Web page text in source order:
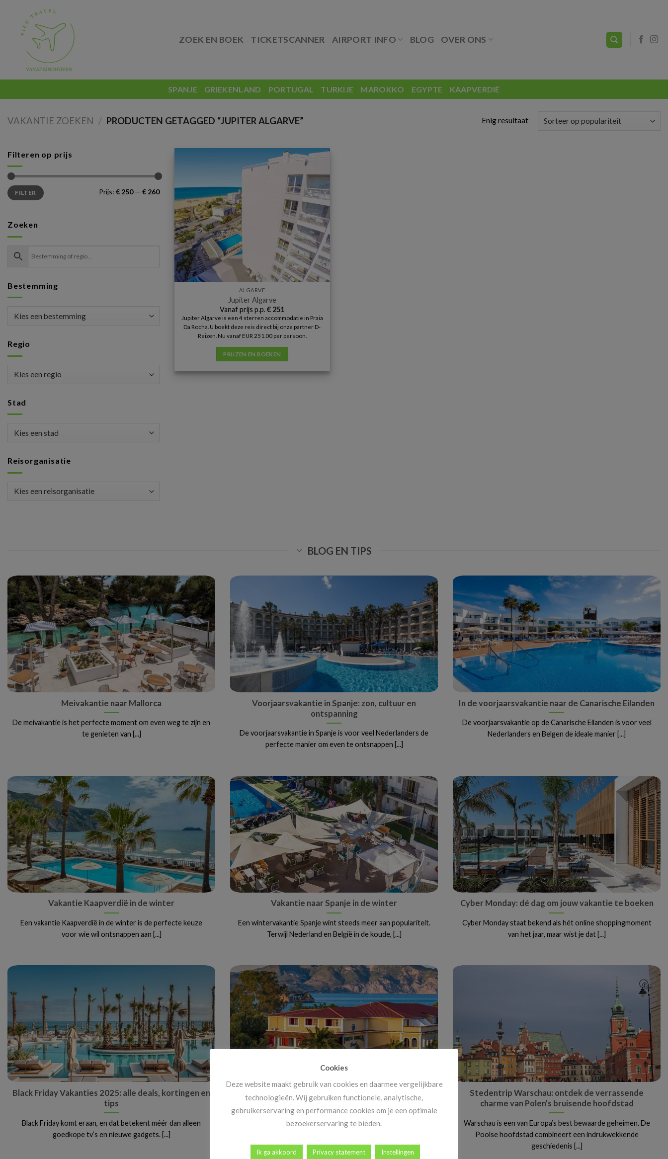
content
ZOEK EN BOEK TICKETSCANNER AIRPORT INFO BLOG OVER ONS
SPANJE GRIEKENLAND PORTUGAL TURKIJE MAROKKO EGYPTE KAAPVERDIË
VAKANTIE ZOEKEN / PRODUCTEN GETAGGED “JUPITER ALGARVE” Enig resultaat
Filteren op prijs
Min.
prijs
Max.
prijsFILTER Prijs: € 250— € 260
Zoeken
Bestemming
Regio
Stad
Reisorganisatie
ALGARVE
Jupiter Algarve
Vanaf prijs p.p.€ 251
Jupiter Algarve is een 4 sterren accommodatie in Praia
Da Rocha. U boekt deze reis direct bij onze partner D-
Reizen. Nu vanaf EUR 251.00 per persoon.
PRIJZEN EN BOEKEN
BLOG EN TIPS
Meivakantie naar Mallorca
De meivakantie is het perfecte moment om even weg te zijn en
te genieten van [...]
Voorjaarsvakantie in Spanje: zon, cultuur en
ontspanning
De voorjaarsvakantie in Spanje is voor veel Nederlanders de
perfecte manier om even te ontsnappen [...]
In de voorjaarsvakantie naar de Canarische Eilanden
De voorjaarsvakantie op de Canarische Eilanden is voor veel
Nederlanders en Belgen de ideale manier [...]
Vakantie Kaapverdië in de winter
Een vakantie Kaapverdië in de winter is de perfecte keuze
voor wie wil ontsnappen aan [...]
Vakantie naar Spanje in de winter
Een wintervakantie Spanje wint steeds meer aan populariteit.
Terwijl Nederland en België in de koude, [...]
Cyber Monday: dé dag om jouw vakantie te boeken
Cyber Monday staat bekend als hét online shoppingmoment
van het jaar, maar wist je dat [...]
Black Friday Vakanties 2025: alle deals, kortingen en
tips
Black Friday komt eraan, en dat betekent méér dan alleen
goedkope tv’s en nieuwe gadgets. [...]
Vanaf 14 november: megakortingen op ál je
vakanties!
Heb jij al vakantiekriebels? Goed nieuws! Vanaf 14 november
Stedentrip Warschau: ontdek de verrassende
charme van Polen’s bruisende hoofdstad
Warschau is een van Europa’s best bewaarde geheimen. De
Poolse hoofdstad combineert een indrukwekkende
geschiedenis [...]
Cookies
Deze website maakt gebruik van cookies en daarmee vergelijkbare
technologieën. Wij gebruiken functionele, analytische,
gebruikerservaring en performance cookies om je een optimale
bezoekerservaring te bieden.
Ik ga akkoord Privacy statement Instellingen